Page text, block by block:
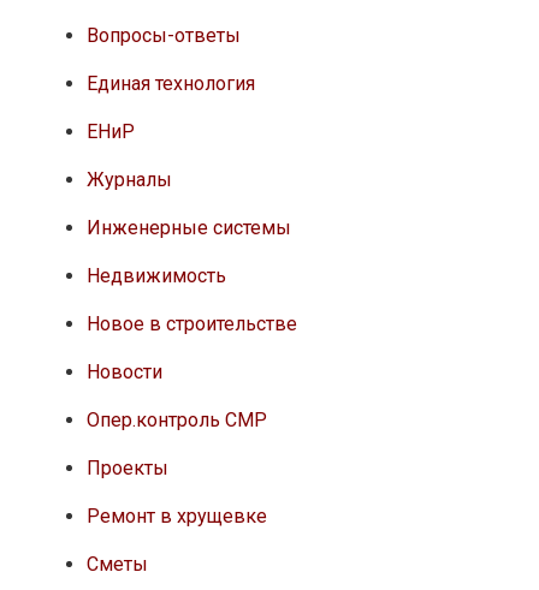
Вопросы-ответы
Единая технология
ЕНиР
Журналы
Инженерные системы
Недвижимость
Новое в строительстве
Новости
Опер.контроль СМР
Проекты
Ремонт в хрущевке
Сметы